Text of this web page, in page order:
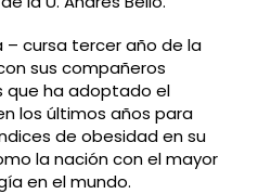
– cursa tercer año de la
sus compañeros
que ha adoptado el
los últimos años para
de obesidad en su
la nación con el mayor
en el mundo.